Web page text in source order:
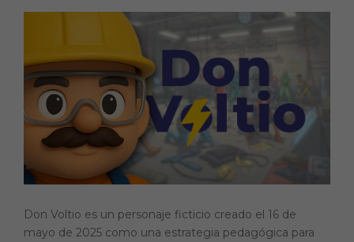
a
e
b
o
o
k
h
ts
A
p
p
ri
n
t
o
p
y
Li
n
k
Don Voltio es un personaje ficticio creado el 16 de
mayo de 2025 como una estrategia pedagógica para